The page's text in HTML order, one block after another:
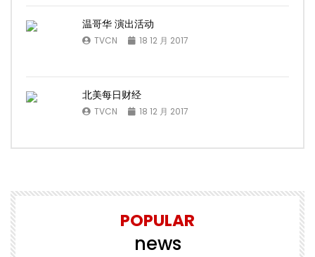
温哥华 演出活动
TVCN 18 12 月 2017
北美每日财经
TVCN 18 12 月 2017
POPULAR
news